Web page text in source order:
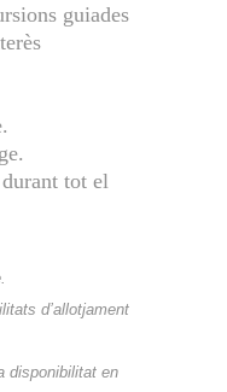
guiades
tot el
d’allotjament
disponibilitat en